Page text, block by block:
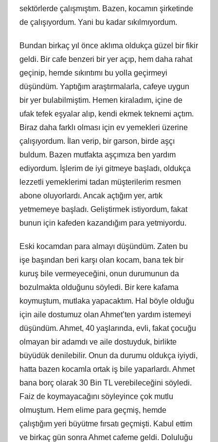
sektörlerde çalışmıştım. Bazen, kocamın şirketinde
de çalışıyordum. Yani bu kadar sıkılmıyordum.
Bundan birkaç yıl önce aklıma oldukça güzel bir fikir
geldi. Bir cafe benzeri bir yer açıp, hem daha rahat
geçinip, hemde sıkıntımı bu yolla geçirmeyi
düşündüm. Yaptığım araştırmalarla, cafeye uygun
bir yer bulabilmiştim. Hemen kiraladım, içine de
ufak tefek eşyalar alıp, kendi ekmek teknemi açtım.
Biraz daha farklı olması için ev yemekleri üzerine
çalışıyordum. İlan verip, bir garson, birde aşçı
buldum. Bazen mutfakta aşçımıza ben yardım
ediyordum. İşlerim de iyi gitmeye başladı, oldukça
lezzetli yemeklerimi tadan müşterilerim resmen
abone oluyorlardı. Ancak açtığım yer, artık
yetmemeye başladı. Geliştirmek istiyordum, fakat
bunun için kafeden kazandığım para yetmiyordu.
Eski kocamdan para almayı düşündüm. Zaten bu
işe başından beri karşı olan kocam, bana tek bir
kuruş bile vermeyeceğini, onun durumunun da
bozulmakta olduğunu söyledi. Bir kere kafama
koymuştum, mutlaka yapacaktım. Hal böyle olduğu
için aile dostumuz olan Ahmet’ten yardım istemeyi
düşündüm. Ahmet, 40 yaşlarında, evli, fakat çocuğu
olmayan bir adamdı ve aile dostuyduk, birlikte
büyüdük denilebilir. Onun da durumu oldukça iyiydi,
hatta bazen kocamla ortak iş bile yaparlardı. Ahmet
bana borç olarak 30 Bin TL verebileceğini söyledi.
Faiz de koymayacağını söyleyince çok mutlu
olmuştum. Hem elime para geçmiş, hemde
çalıştığım yeri büyütme fırsatı geçmişti. Kabul ettim
ve birkaç gün sonra Ahmet cafeme geldi. Doluluğu